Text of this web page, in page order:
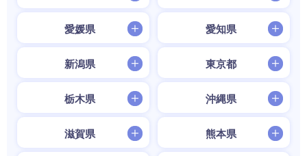
愛媛県 愛知県
新潟県 東京都
栃木県 沖縄県
滋賀県 熊本県